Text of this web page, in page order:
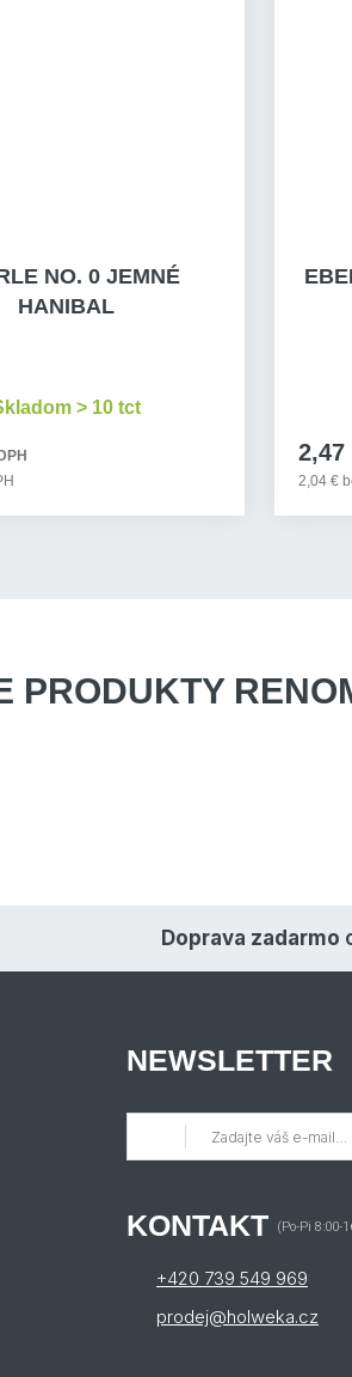
NO. 0 JEMNÉ
HANIBAL
> 10 tct
2,47
2,04 €
PRODUKTY
Doprava zadarmo
NEWSLETTER
KONTAKT (Po-Pi 8:00-
+420 739 549 969
prodej@holweka.cz